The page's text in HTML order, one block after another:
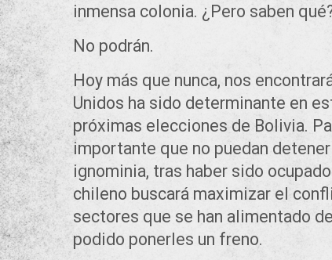
inmensa colonia. ¿Pero saben
No podrán.
Hoy más que nunca, nos
Unidos ha sido determinante en
próximas elecciones de Bolivia.
importante que no puedan
ignominia, tras haber sido
chileno buscará maximizar el
sectores que se han alimentado
podido ponerles un freno.